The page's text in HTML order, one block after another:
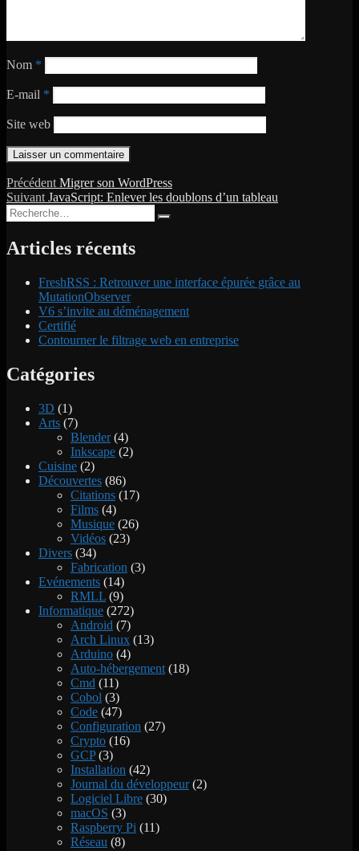
Nom *
E-mail *
Site web
Navigation
de
Précédent Publication
précédente :
Migrer son WordPress
Suivant Publication
suivante :
JavaScript: Enlever les doublons d’un tableau
Recherche
pour :
Articles récents
FreshRSS : Retrouver une interface épurée grâce au
MutationObserver
V6 s’invite au déménagement
Certifié
Contourner le filtrage web en entreprise
Catégories
3D (1)
Arts (7)
Blender(4)
Inkscape (2)
Cuisine (2)
Découvertes (86)
Citations (17)
Films (4)
Musique (26)
Vidéos (23)
Divers (34)
Fabrication (3)
Evénements (14)
RMLL (9)
Informatique (272)
Android (7)
Arch Linux (13)
Arduino (4)
Auto-hébergement (18)
Cmd (11)
Cobol (3)
Code (47)
Configuration (27)
Crypto (16)
GCP(3)
Installation (42)
Journal du développeur(2)
Logiciel Libre (30)
macOS (3)
Raspberry Pi (11)
Réseau (8)